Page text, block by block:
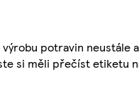
potravin neustále
si měli přečíst etiketu